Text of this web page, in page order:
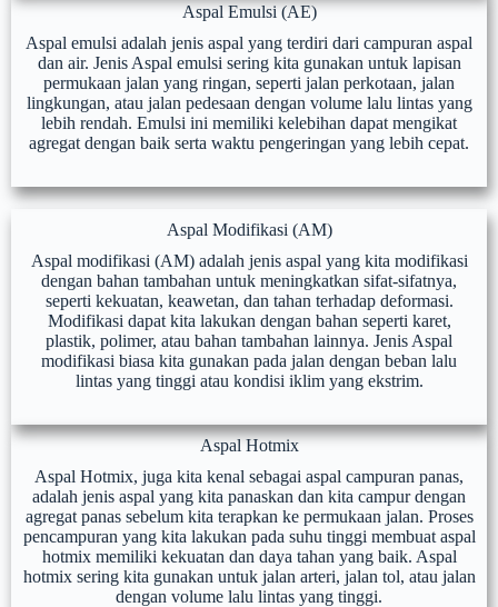
Aspal Emulsi (AE)
Aspal emulsi adalah jenis aspal yang terdiri dari campuran aspal
dan air. Jenis Aspal emulsi sering kita gunakan untuk lapisan
permukaan jalan yang ringan, seperti jalan perkotaan, jalan
lingkungan, atau jalan pedesaan dengan volume lalu lintas yang
lebih rendah. Emulsi ini memiliki kelebihan dapat mengikat
agregat dengan baik serta waktu pengeringan yang lebih cepat.
Aspal Modifikasi (AM)
Aspal modifikasi (AM) adalah jenis aspal yang kita modifikasi
dengan bahan tambahan untuk meningkatkan sifat-sifatnya,
seperti kekuatan, keawetan, dan tahan terhadap deformasi.
Modifikasi dapat kita lakukan dengan bahan seperti karet,
plastik, polimer, atau bahan tambahan lainnya. Jenis Aspal
modifikasi biasa kita gunakan pada jalan dengan beban lalu
lintas yang tinggi atau kondisi iklim yang ekstrim.
Aspal Hotmix
Aspal Hotmix, juga kita kenal sebagai aspal campuran panas,
adalah jenis aspal yang kita panaskan dan kita campur dengan
agregat panas sebelum kita terapkan ke permukaan jalan. Proses
pencampuran yang kita lakukan pada suhu tinggi membuat aspal
hotmix memiliki kekuatan dan daya tahan yang baik. Aspal
hotmix sering kita gunakan untuk jalan arteri, jalan tol, atau jalan
dengan volume lalu lintas yang tinggi.